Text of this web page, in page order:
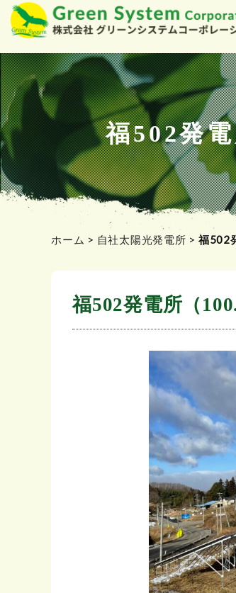
ン
テ
ン
ツ
へ
ス
キ
ッ
プ
福502発
ホーム > 自社太陽光発電所 > 福502
福502発電所（